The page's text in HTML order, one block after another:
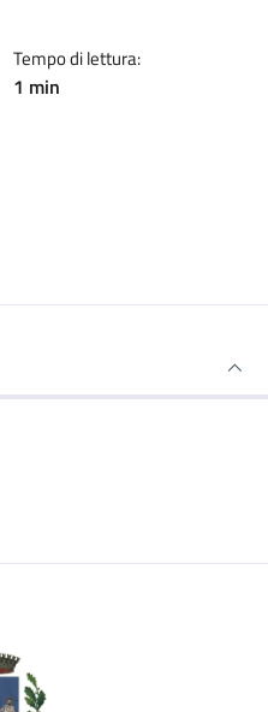
Tempo di lettura:
1 min